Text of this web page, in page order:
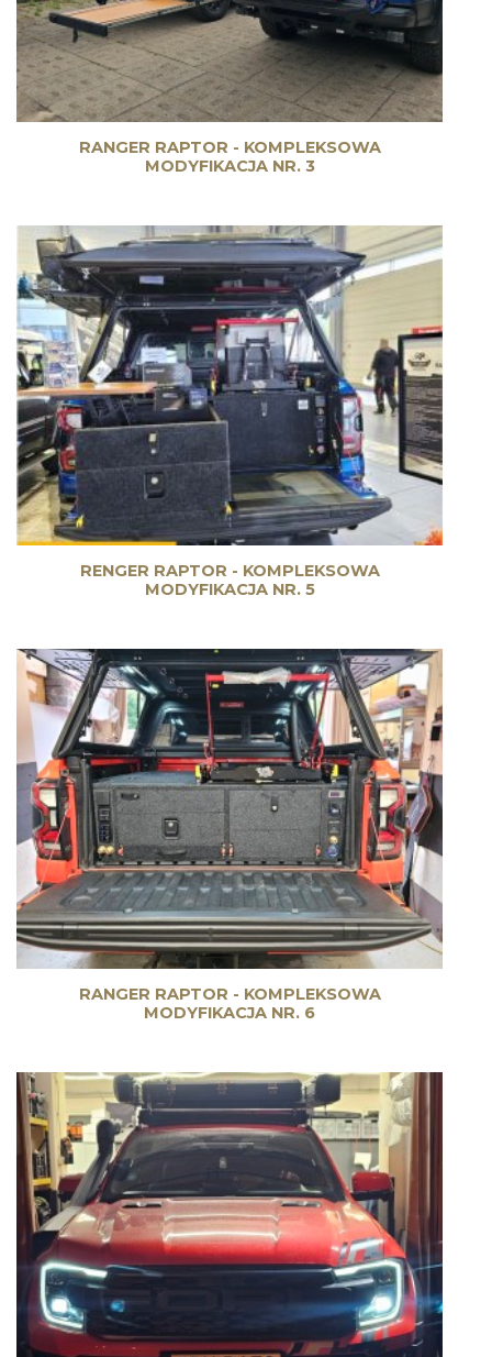
RANGER RAPTOR - KOMPLEKSOWA
MODYFIKACJA NR. 3
RENGER RAPTOR - KOMPLEKSOWA
MODYFIKACJA NR. 5
RANGER RAPTOR - KOMPLEKSOWA
MODYFIKACJA NR. 6